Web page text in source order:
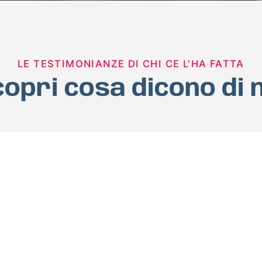
LE TESTIMONIANZE DI CHI CE L'HA FATTA
cosa dicono di